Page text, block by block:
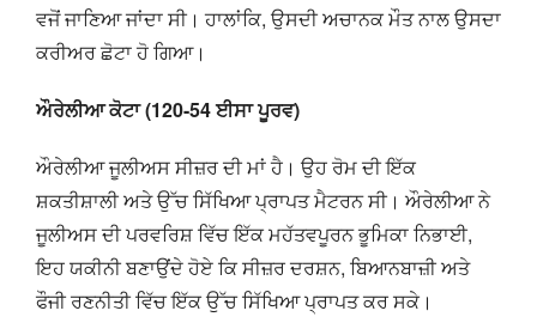
ਵਜੋਂ ਜਾਣਿਆ ਜਾਂਦਾ ਸੀ। ਹਾਲਾਂਕਿ, ਉਸਦੀ ਅਚਾਨਕ ਮੌਤ ਨਾਲ ਉਸਦਾ
ਕਰੀਅਰ ਛੋਟਾ ਹੋ ਗਿਆ।
ਔਰੇਲੀਆ ਕੋਟਾ (120-54 ਈਸਾ ਪੂਰਵ)
ਔਰੇਲੀਆ ਜੂਲੀਅਸ ਸੀਜ਼ਰ ਦੀ ਮਾਂ ਹੈ। ਉਹ ਰੋਮ ਦੀ ਇੱਕ
ਸ਼ਕਤੀਸ਼ਾਲੀ ਅਤੇ ਉੱਚ ਸਿੱਖਿਆ ਪ੍ਰਾਪਤ ਮੈਟਰਨ ਸੀ। ਔਰੇਲੀਆ ਨੇ
ਜੂਲੀਅਸ ਦੀ ਪਰਵਰਿਸ਼ ਵਿੱਚ ਇੱਕ ਮਹੱਤਵਪੂਰਨ ਭੂਮਿਕਾ ਨਿਭਾਈ,
ਇਹ ਯਕੀਨੀ ਬਣਾਉਂਦੇ ਹੋਏ ਕਿ ਸੀਜ਼ਰ ਦਰਸ਼ਨ, ਬਿਆਨਬਾਜ਼ੀ ਅਤੇ
ਫੌਜੀ ਰਣਨੀਤੀ ਵਿੱਚ ਇੱਕ ਉੱਚ ਸਿੱਖਿਆ ਪ੍ਰਾਪਤ ਕਰ ਸਕੇ।